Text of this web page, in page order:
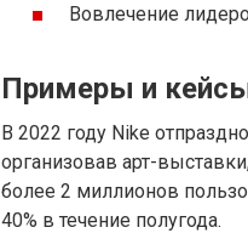
Вовлечение
Примеры и
В 2022 году Nike
организовав арт-
более 2 миллионов
40% в течение полугода.